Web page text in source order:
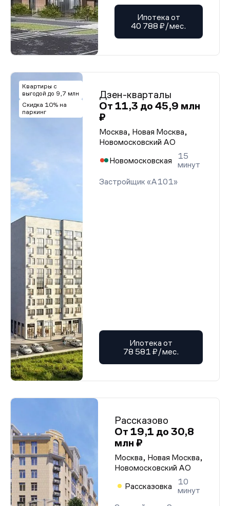
Ипотека от
40 788 ₽/мес.
Квартиры с
выгодой до 9,7 млн
Скидка 10% на
паркинг
Дзен-кварталы
От 11,3 до 45,9 млн
₽
Москва, Новая Москва,
Новомосковский АО
Новомосковская
15
минут
Застройщик «А101»
Ипотека от
78 581 ₽/мес.
Рассказово
От 19,1 до 30,8
млн ₽
Москва, Новая Москва,
Новомосковский АО
Рассказовка
10
минут